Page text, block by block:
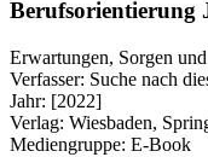
Berufsorientierung
Erwartungen, Sorgen
Verfasser: Suche nach
Jahr: [2022]
Verlag: Wiesbaden,
Mediengruppe: E-Book